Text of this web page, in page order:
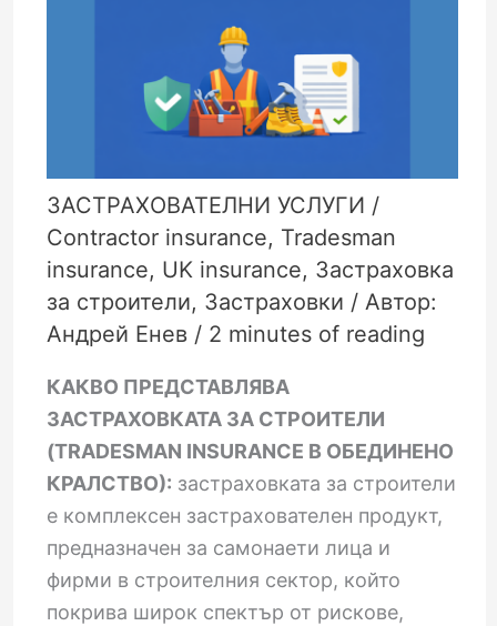
ЗАСТРАХОВАТЕЛНИ УСЛУГИ /
Contractor insurance, Tradesman
insurance, UK insurance, Застраховка
за строители, Застраховки / Автор:
Андрей Енев / 2 minutes of reading
КАКВО ПРЕДСТАВЛЯВА
ЗАСТРАХОВКАТА ЗА СТРОИТЕЛИ
(TRADESMAN INSURANCE В ОБЕДИНЕНО
КРАЛСТВО): застраховката за строители
е комплексен застрахователен продукт,
предназначен за самонаети лица и
фирми в строителния сектор, който
покрива широк спектър от рискове,